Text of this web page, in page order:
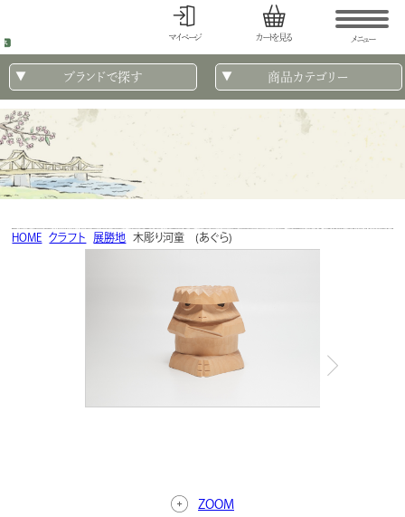
マイページ カートを見る メニュー
ブランドで探す 商品カテゴリー
HOME クラフト 展勝地 木彫り河童 (あぐら)
ZOOM